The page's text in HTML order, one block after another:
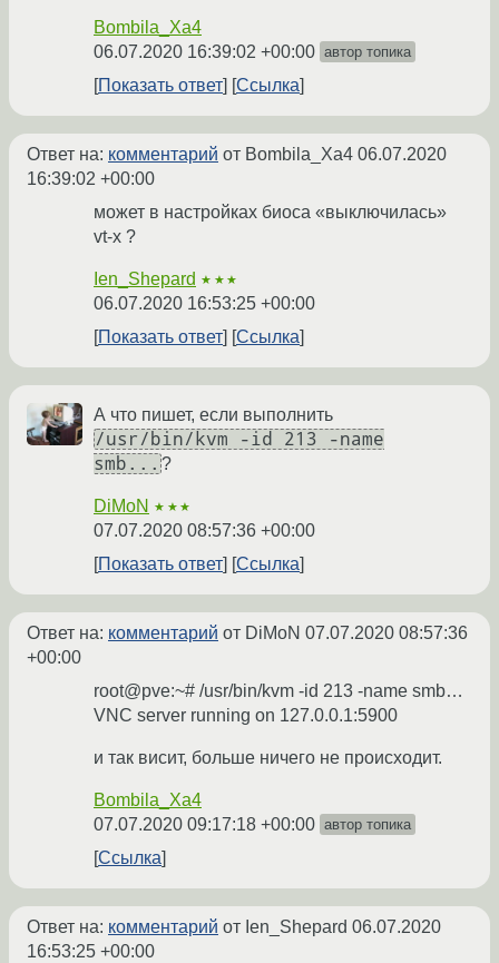
Bombila_Xa4
06.07.2020 16:39:02 +00:00 автор топика
Показать ответ Ссылка
Ответ на: комментарий от Bombila_Xa4 06.07.2020
16:39:02 +00:00
может в настройках биоса «выключилась»
vt-x ?
Ien_Shepard ★★★
06.07.2020 16:53:25 +00:00
Показать ответ
Ссылка
А что пишет, если выполнить
/usr/bin/kvm -id 213 -name
smb... ?
DiMoN ★★★
07.07.2020 08:57:36 +00:00
Показать ответ
Ссылка
Ответ на: комментарий от DiMoN 07.07.2020 08:57:36
+00:00
root@pve:~# /usr/bin/kvm -id 213 -name smb…
VNC server running on 127.0.0.1:5900
и так висит, больше ничего не происходит.
Bombila_Xa4
07.07.2020 09:17:18 +00:00 автор топика
Ссылка
Ответ на: комментарий от Ien_Shepard 06.07.2020
16:53:25 +00:00